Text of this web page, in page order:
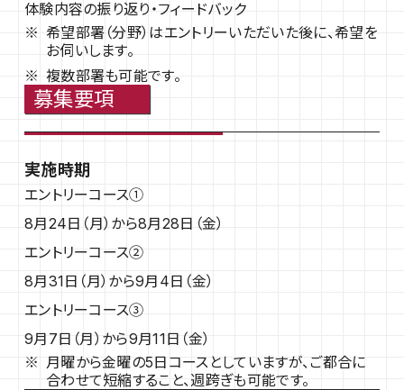
体験内容の振り返り・フィードバック
希望部署（分野）はエントリーいただいた後に、希望を
お伺いします。
複数部署も可能です。
募集要項
実施時期
エントリーコース①
8月24日（月）から8月28日（金）
エントリーコース②
8月31日（月）から9月4日（金）
エントリーコース③
9月7日（月）から9月11日（金）
月曜から金曜の5日コースとしていますが、ご都合に
合わせて短縮すること、週跨ぎも可能です。